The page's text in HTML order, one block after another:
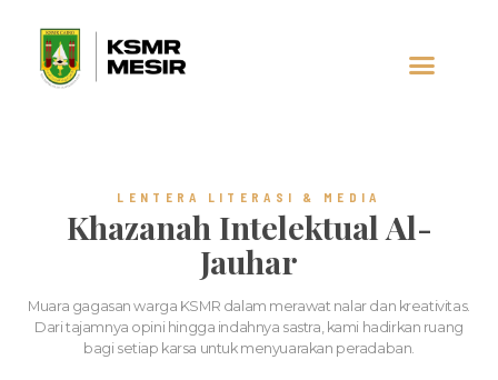
LENTERA LITERASI & MEDIA
Khazanah Intelektual Al-
Jauhar
Muara gagasan warga KSMR dalam merawat nalar dan kreativitas.
Dari tajamnya opini hingga indahnya sastra, kami hadirkan ruang
bagi setiap karsa untuk menyuarakan peradaban.